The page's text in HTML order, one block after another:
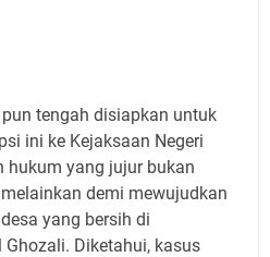
tengah disiapkan untuk
ini ke Kejaksaan Negeri
hukum yang jujur bukan
demi mewujudkan
yang bersih di
Ghozali. Diketahui, kasus